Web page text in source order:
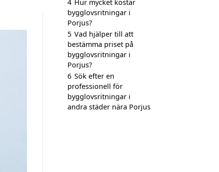
4 Hur mycket kostar
bygglovsritningar i
Porjus?
5 Vad hjälper till att
bestämma priset på
bygglovsritningar i
Porjus?
6 Sök efter en
professionell för
bygglovsritningar i
andra städer nära Porjus